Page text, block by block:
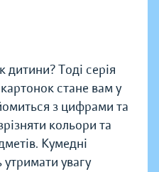
дитини? Тоді серія
стане вам у
з цифрами та
кольори та
Кумедні
увагу